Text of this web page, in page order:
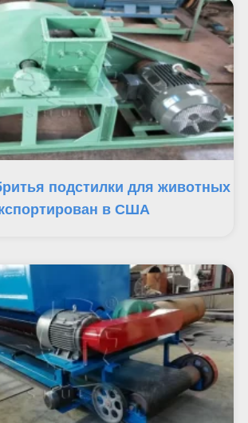
подстилки для животных
в США